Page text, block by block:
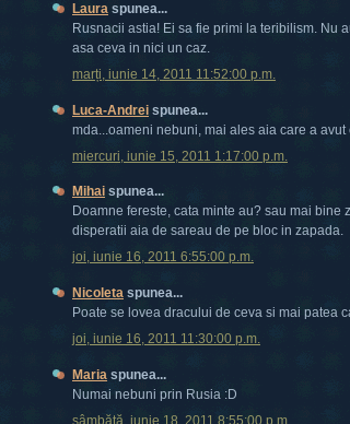
Laura spunea...
Rusnacii astia! Ei sa fie primi la teribilism. Nu
asa ceva in nici un caz.
marți, iunie 14, 2011 11:52:00 p.m.
Luca-Andrei spunea...
mda...oameni nebuni, mai ales aia care a
miercuri, iunie 15, 2011 1:17:00 p.m.
Mihai spunea...
Doamne fereste, cata minte au? sau mai bine
disperatii aia de sareau de pe bloc in zapada.
joi, iunie 16, 2011 6:55:00 p.m.
Nicoleta spunea...
Poate se lovea dracului de ceva si mai patea
joi, iunie 16, 2011 11:30:00 p.m.
Maria spunea...
Numai nebuni prin Rusia :D
sâmbătă, iunie 18, 2011 8:55:00 p.m.